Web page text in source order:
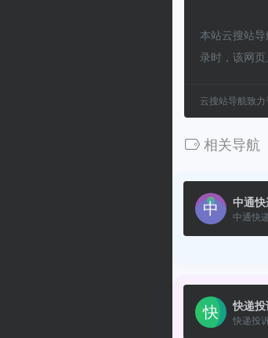
本站云搜站
录时，该网
云搜站导航致
相关导航
中通快
中通快
快递投
快递投